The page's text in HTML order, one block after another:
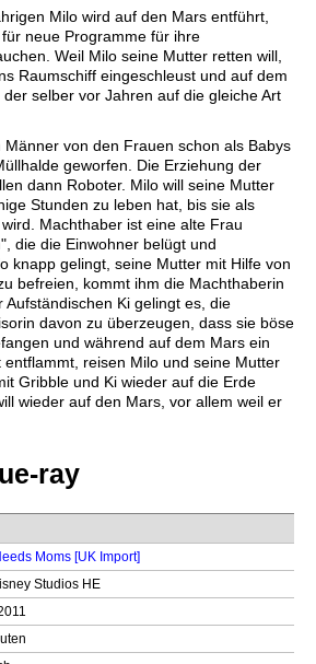
Milo wird auf den Mars entführt,
neue Programme für ihre
Weil Milo seine Mutter retten will,
Raumschiff eingeschleust und auf dem
selber vor Jahren auf die gleiche Art
von den Frauen schon als Babys
geworfen. Die Erziehung der
dann Roboter. Milo will seine Mutter
Stunden zu leben hat, bis sie als
Machthaber ist eine alte Frau
die die Einwohner belügt und
knapp gelingt, seine Mutter mit Hilfe von
befreien, kommt ihm die Machthaberin
Aufständischen Ki gelingt es, die
davon zu überzeugen, dass sie böse
und während auf dem Mars ein
reisen Milo und seine Mutter
Gribble und Ki wieder auf die Erde
wieder auf den Mars, vor allem weil er
ray
Moms [UK Import]
Studios HE